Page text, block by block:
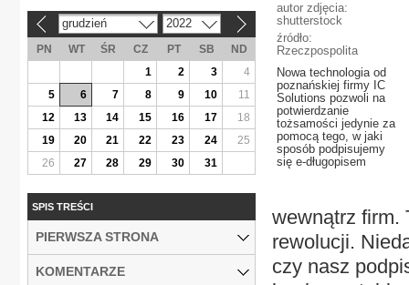
autor zdjęcia:
shutterstock
źródło:
Rzeczpospolita
Nowa technologia od
poznańskiej firmy IC
Solutions pozwoli na
potwierdzanie
tożsamości jedynie za
pomocą tego, w jaki
sposób podpisujemy
się e-długopisem
wewnątrz firm.
rewolucji.
czy nasz
grudzień 2022
PN WT ŚR CZ PT SB
ND
1
2 3
4
5
6 7 8 9 10
11
12
13 14 15 16 17
18
19
20 21 22 23 24
25
26
27 28 29 30 31
SPIS TREŚCI
PIERWSZA STRONA
KOMENTARZE